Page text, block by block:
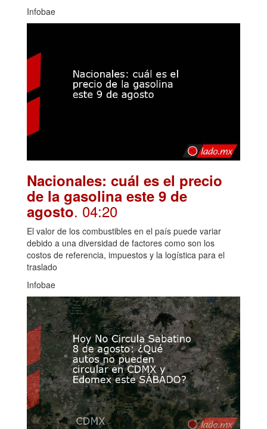
Infobae
Nacionales: cuál es el precio
de la gasolina este 9 de
agosto. 04:20
El valor de los combustibles en el país puede variar
debido a una diversidad de factores como son los
costos de referencia, impuestos y la logística para el
traslado
Infobae